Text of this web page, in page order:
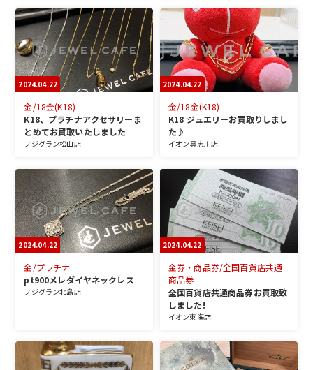
2024.04.22
金/18金(K18)
K18、プラチナアクセサリーま
とめてお買取いたしました
フジグラン松山店
2024.04.22
金/18金(K18)
K18 ジュエリーお買取りしまし
た♪
イオン具志川店
2024.04.22
金/プラチナ
pt900メレダイヤネックレス
フジグラン北島店
2024.04.22
金券・商品券/全国百貨店共通
商品券
全国百貨店共通商品券お買取致
しました!
イオン東海店